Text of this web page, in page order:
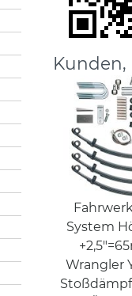
System
Wrangler